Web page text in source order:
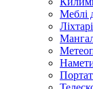
Меблі